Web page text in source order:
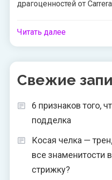
драгоценностей от
Читать далее
Свежие
6 признаков того,
подделка
Косая челка —
все знаменитости
стрижку?